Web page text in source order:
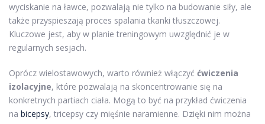
wyciskanie na ławce, pozwalają nie tylko na budowanie siły, ale
także przyspieszają proces spalania tkanki tłuszczowej.
Kluczowe jest, aby w planie treningowym uwzględnić je w
regularnych sesjach.
Oprócz wielostawowych, warto również włączyć ćwiczenia
izolacyjne, które pozwalają na skoncentrowanie się na
konkretnych partiach ciała. Mogą to być na przykład ćwiczenia
na bicepsy, tricepsy czy mięśnie naramienne. Dzięki nim można